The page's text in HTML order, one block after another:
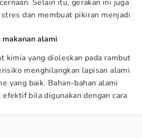
Selain itu, gerakan ini juga
dan membuat pikiran menjadi
makanan alami
kimia yang dioleskan pada rambut
menghilangkan lapisan alami
yang baik. Bahan-bahan alami
bila digunakan dengan cara